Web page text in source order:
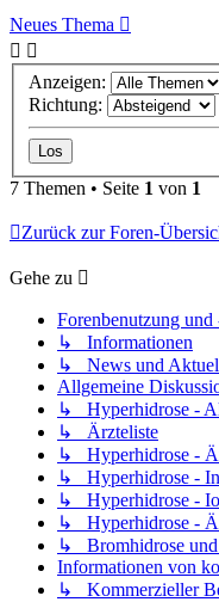
Neues Thema
Anzeigen:
Richtung:
7 Themen • Seite 1 von 1
Zurück zur Foren-
Gehe zu
Forenbenutzung
↳ Informationen
↳ News und
Allgemeine
↳ Hyperhidrose -
↳ Ärzteliste
↳ Hyperhidrose -
↳ Hyperhidrose -
↳ Hyperhidrose -
↳ Hyperhidrose -
↳ Bromhidrose und
Informationen von
↳ Kommerzieller